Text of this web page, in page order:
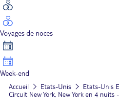
Voyages de noces
Week-end
Accueil Etats-Unis
Etats-Unis
Circuit New York, New York en 4